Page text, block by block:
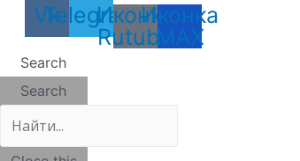
Vk
Telegram
Иконка
Rutube
Иконка
MAX
Search
Search